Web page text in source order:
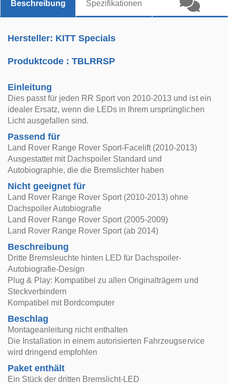
Beschreibung Spezifikationen
Hersteller: KITT Specials
Produktcode :TBLRRSP
Einleitung
Dies passt für jeden RR Sport von 2010-2013 und ist ein
idealer Ersatz, wenn die LEDs in Ihrem ursprünglichen
Licht ausgefallen sind.
Passend für
Land Rover Range Rover Sport-Facelift (2010-2013)
Ausgestattet mit Dachspoiler Standard und
Autobiographie, die die Bremslichter haben
Nicht geeignet für
Land Rover Range Rover Sport (2010-2013) ohne
Dachspoiler Autobiografie
Land Rover Range Rover Sport (2005-2009)
Land Rover Range Rover Sport (ab 2014)
Beschreibung
Dritte Bremsleuchte hinten LED für Dachspoiler-
Autobiografie-Design
Plug & Play: Kompatibel zu allen Originalträgern und
Steckverbindern
Kompatibel mit Bordcomputer
Beschlag
Montageanleitung nicht enthalten
Die Installation in einem autorisierten Fahrzeugservice
wird dringend empfohlen
Paket enthält
Ein Stück der dritten Bremslicht-LED